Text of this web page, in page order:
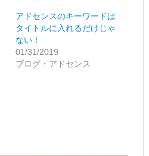
アドセンスのキーワードは
タイトルに入れるだけじゃ
ない！
01/31/2019
ブログ・アドセンス